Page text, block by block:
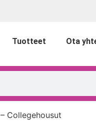
Tuotteet Ota
Collegehousut